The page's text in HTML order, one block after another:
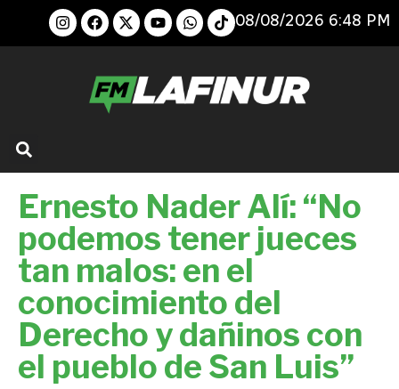
08/08/2026 6:48 PM
Ernesto Nader Alí: “No
podemos tener jueces
tan malos: en el
conocimiento del
Derecho y dañinos con
el pueblo de San Luis”